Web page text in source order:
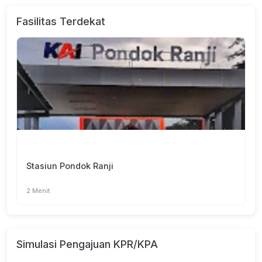
Fasilitas Terdekat
Stasiun Pondok Ranji
2 Menit
Simulasi Pengajuan KPR/KPA